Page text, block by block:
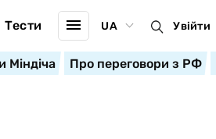
Тести UA Увійти
Міндіча Про переговори з РФ